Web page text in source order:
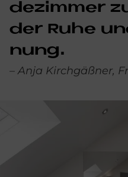
de­zim­mer
der Ruhe
nung.
– Anja Kirchgäßner,